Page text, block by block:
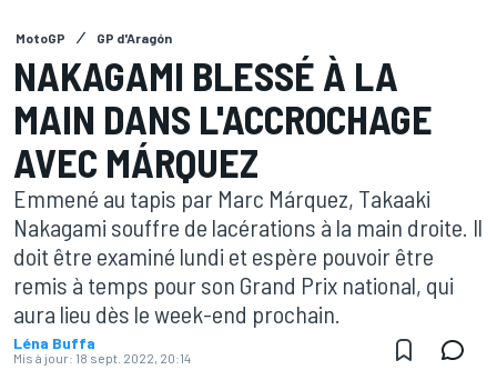
MotoGP GP d'Aragón
NAKAGAMI BLESSÉ À LA
MAIN DANS L'ACCROCHAGE
AVEC MÁRQUEZ
Emmené au tapis par Marc Márquez, Takaaki
Nakagami souffre de lacérations à la main droite. Il
doit être examiné lundi et espère pouvoir être
remis à temps pour son Grand Prix national, qui
aura lieu dès le week-end prochain.
Léna Buffa
Mis à jour: 18 sept. 2022, 20:14